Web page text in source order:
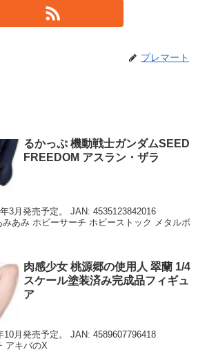
プレマート
るかっぷ 機動戦士ガンダムSEED
FREEDOM アスラン・ザラ
3月発売予定。 JAN: 4535123842016
あみ ホビーサーチ ホビーストック メタルボ
肉感少女 桃源郷の使用人 翠蘭 1/4
スケール塗装済み完成品フィギュ
ア
10月発売予定。 JAN: 4589607796418
アキバのX